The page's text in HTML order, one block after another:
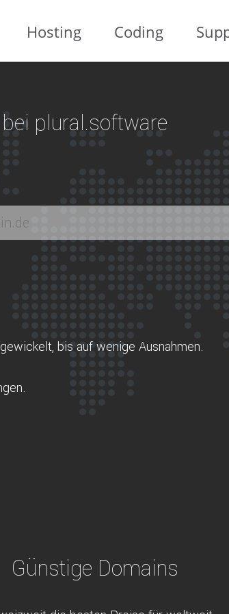
Hosting Coding
plural.software
bis auf wenige Ausnahmen.
Günstige Domains